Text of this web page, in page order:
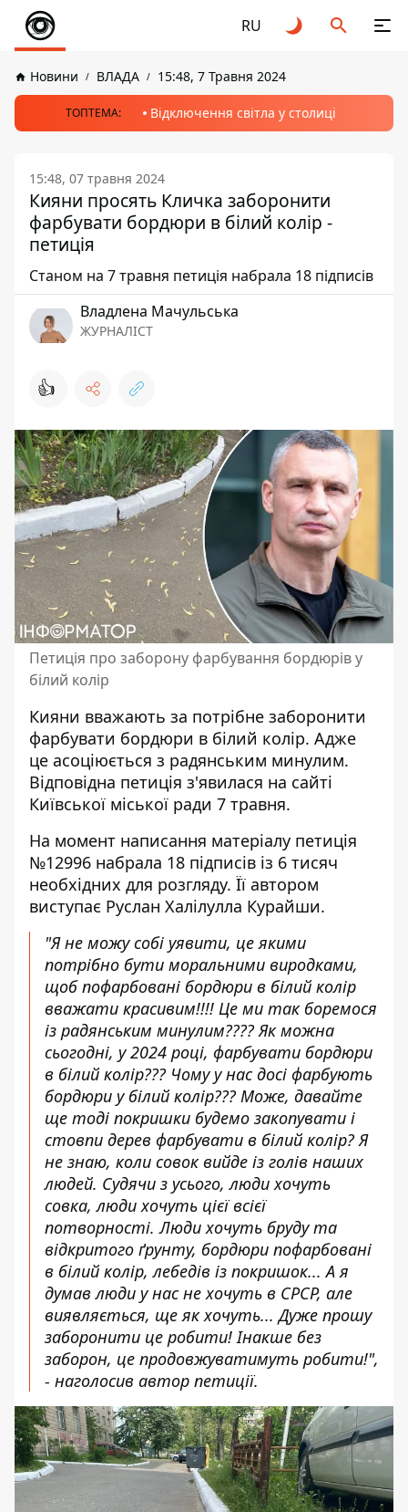
RU
Новини ВЛАДА 15:48, 7 Травня 2024
ТОПТЕМА: Відключення світла у столиці
15:48, 07 травня 2024
Кияни просять Кличка заборонити
фарбувати бордюри в білий колір -
петиція
Станом на 7 травня петиція набрала 18 підписів
Владлена Мачульська
ЖУРНАЛІСТ
👍
Петиція про заборону фарбування бордюрів у
білий колір
Кияни вважають за потрібне заборонити
фарбувати бордюри в білий колір. Адже
це асоціюється з радянським минулим.
Відповідна петиція з'явилася на сайті
Київської міської ради 7 травня.
На момент написання матеріалу петиція
№12996 набрала 18 підписів із 6 тисяч
необхідних для розгляду. Її автором
виступає Руслан Халілулла Курайши.
"Я не можу собі уявити, це якими
потрібно бути моральними виродками,
щоб пофарбовані бордюри в білий колір
вважати красивим!!!! Це ми так боремося
із радянським минулим???? Як можна
сьогодні, у 2024 році, фарбувати бордюри
в білий колір??? Чому у нас досі фарбують
бордюри у білий колір??? Може, давайте
ще тоді покришки будемо закопувати і
стовпи дерев фарбувати в білий колір? Я
не знаю, коли совок вийде із голів наших
людей. Судячи з усього, люди хочуть
совка, люди хочуть цієї всієї
потворності. Люди хочуть бруду та
відкритого ґрунту, бордюри пофарбовані
в білий колір, лебедів із покришок... А я
думав люди у нас не хочуть в СРСР, але
виявляється, ще як хочуть... Дуже прошу
заборонити це робити! Інакше без
заборон, це продовжуватимуть робити!",
- наголосив автор петиції.